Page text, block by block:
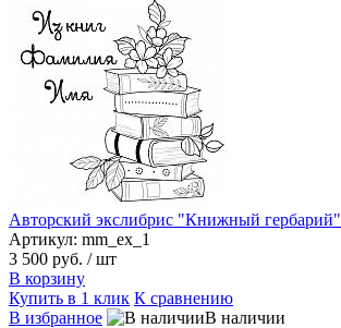
Авторский экслибрис "Книжный гербарий"
Артикул: mm_ex_1
3 500 руб. / шт
В корзину
Купить в 1 клик К сравнению
В избранное
В наличии